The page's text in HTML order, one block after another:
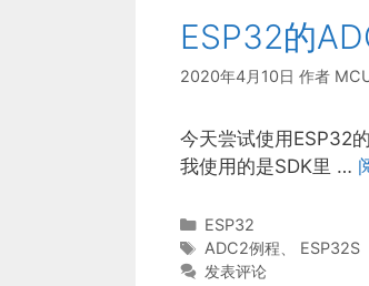
ESP32的
2020年4月10日 作者
今天尝试使用ESP32
我使用的是SDK里 …
分
类
ESP32
标
签
ADC2例程
ESP32S
发表评论